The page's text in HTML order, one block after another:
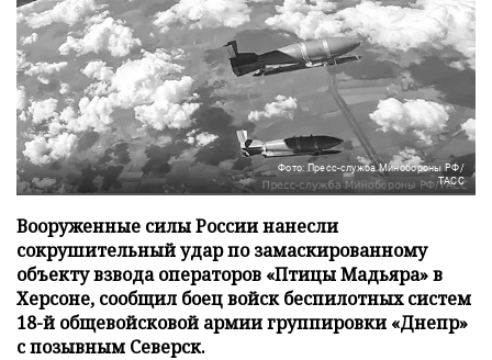
Фото: Пресс-служба Минобороны РФ/
ТАСС
Вооруженные силы России нанесли
сокрушительный удар по замаскированному
объекту взвода операторов «Птицы Мадьяра» в
Херсоне, сообщил боец войск беспилотных систем
18-й общевойсковой армии группировки «Днепр»
с позывным Северск.